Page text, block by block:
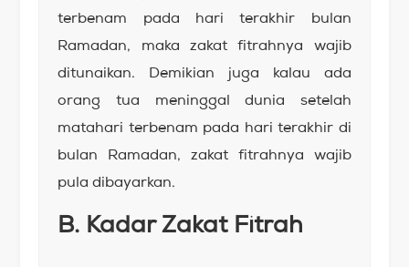
terbenam pada hari terakhir bulan
Ramadan, maka zakat fitrahnya wajib
ditunaikan. Demikian juga kalau ada
orang tua meninggal dunia setelah
matahari terbenam pada hari terakhir di
bulan Ramadan, zakat fitrahnya wajib
pula dibayarkan.
B. Kadar Zakat Fitrah